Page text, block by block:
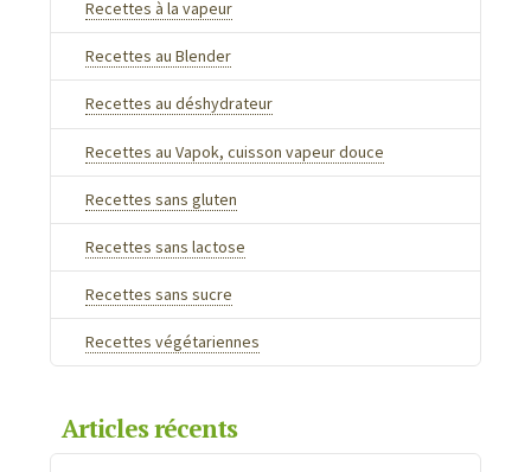
Recettes à la vapeur
Recettes au Blender
Recettes au déshydrateur
Recettes au Vapok, cuisson vapeur douce
Recettes sans gluten
Recettes sans lactose
Recettes sans sucre
Recettes végétariennes
Articles récents